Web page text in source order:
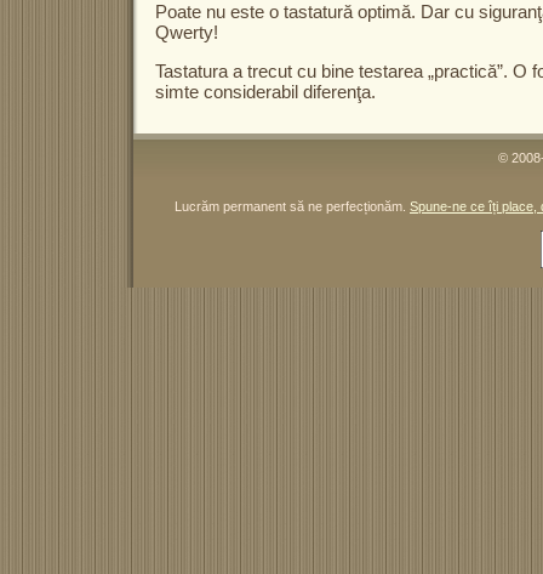
Poate nu este o tastatură optimă. Dar cu
Qwerty!
Tastatura a trecut cu bine testarea „practică”. O
simte considerabil diferenţa.
©
Lucrăm permanent să ne perfecționăm. Spune-ne ce îți place,